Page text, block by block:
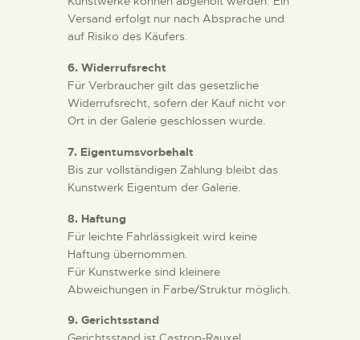
Versand erfolgt nur nach Absprache und
auf Risiko des Käufers.
6. Widerrufsrecht
Für Verbraucher gilt das gesetzliche
Widerrufsrecht, sofern der Kauf nicht vor
Ort in der Galerie geschlossen wurde.
7. Eigentumsvorbehalt
Bis zur vollständigen Zahlung bleibt das
Kunstwerk Eigentum der Galerie.
8. Haftung
Für leichte Fahrlässigkeit wird keine
Haftung übernommen.
Für Kunstwerke sind kleinere
Abweichungen in Farbe/Struktur möglich.
9. Gerichtsstand